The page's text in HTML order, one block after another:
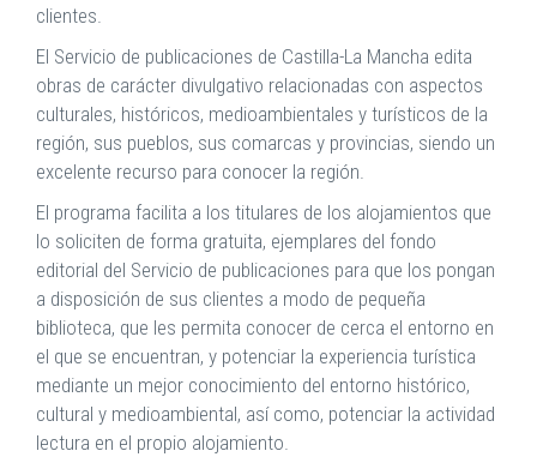
clientes.
El Servicio de publicaciones de Castilla-La Mancha edita
obras de carácter divulgativo relacionadas con aspectos
culturales, históricos, medioambientales y turísticos de la
región, sus pueblos, sus comarcas y provincias, siendo un
excelente recurso para conocer la región.
El programa facilita a los titulares de los alojamientos que
lo soliciten de forma gratuita, ejemplares del fondo
editorial del Servicio de publicaciones para que los pongan
a disposición de sus clientes a modo de pequeña
biblioteca, que les permita conocer de cerca el entorno en
el que se encuentran, y potenciar la experiencia turística
mediante un mejor conocimiento del entorno histórico,
cultural y medioambiental, así como, potenciar la actividad
lectura en el propio alojamiento.